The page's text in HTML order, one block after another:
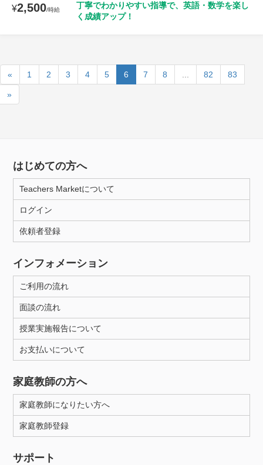
¥2,500/時給
丁寧でわかりやすい指導で、英語・数学を楽し
く成績アップ！
« 1 2 3 4 5 6 7 8 82 83
»
はじめての方へ
Teachers Marketについて
ログイン
依頼者登録
インフォメーション
ご利用の流れ
面談の流れ
授業実施報告について
お支払いについて
家庭教師の方へ
家庭教師になりたい方へ
家庭教師登録
サポート